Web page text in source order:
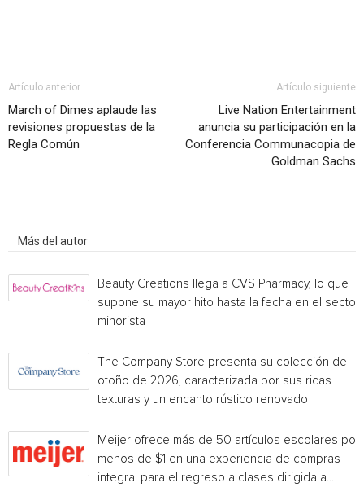
Artículo anterior
March of Dimes aplaude las
revisiones propuestas de la
Regla Común
Artículo siguiente
Live Nation Entertainment
anuncia su participación en la
Conferencia Communacopia de
Goldman Sachs
Más del autor
Beauty Creations llega a CVS Pharmacy, lo que
supone su mayor hito hasta la fecha en el sector
minorista
The Company Store presenta su colección de
otoño de 2026, caracterizada por sus ricas
texturas y un encanto rústico renovado
Meijer ofrece más de 50 artículos escolares por
menos de $1 en una experiencia de compras
integral para el regreso a clases dirigida a...